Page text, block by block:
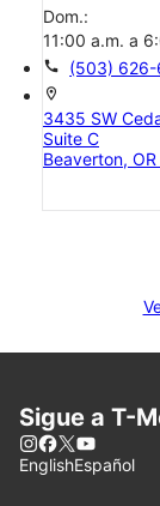
Dom.:
11:00 a.m. a
call (503)
location_on
3435 SW
Suite C
Beaverton,